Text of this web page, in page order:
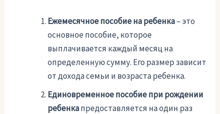
Ежемесячное пособие на ребенка– это
основное пособие, которое
выплачивается каждый месяц на
определенную сумму. Его размер зависит
от дохода семьи и возраста ребенка.
Единовременное пособие при рождении
ребенкапредоставляется на один раз